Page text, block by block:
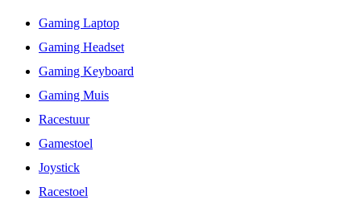
Gaming Laptop
Gaming Headset
Gaming Keyboard
Gaming Muis
Racestuur
Gamestoel
Joystick
Racestoel